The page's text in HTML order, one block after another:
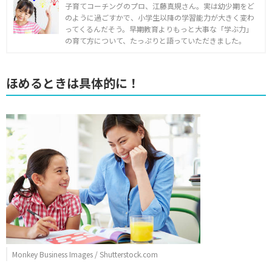
子育てコーチングのプロ、江藤真規さん。実は幼少期をど
のように過ごすかで、小学生以降の学習能力が大きく変わ
ってくるんだそう。早期教育よりもっと大事な「学ぶ力」
の育て方について、たっぷりと語っていただきました。
ほめるときは具体的に！
Monkey Business Images / Shutterstock.com